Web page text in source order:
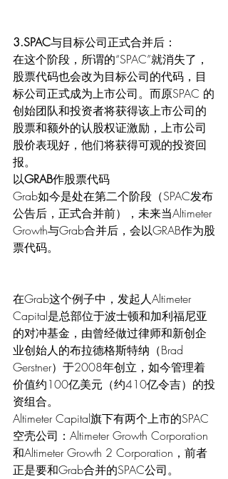
3.SPAC与目标公司正式合并后：
在这个阶段，所谓的“SPAC”就消失了，
股票代码也会改为目标公司的代码，目
标公司正式成为上市公司。而原SPAC 的
创始团队和投资者将获得该上市公司的
股票和额外的认股权证激励，上市公司
股价表现好，他们将获得可观的投资回
报。
以GRAB作股票代码
Grab如今是处在第二个阶段（SPAC发布
公告后，正式合并前），未来当Altimeter
Growth与Grab合并后，会以GRAB作为股
票代码。
在Grab这个例子中，发起人Altimeter
Capital是总部位于波士顿和加利福尼亚
的对冲基金，由曾经做过律师和新创企
业创始人的布拉德格斯特纳（Brad
Gerstner）于2008年创立，如今管理着
价值约100亿美元（约410亿令吉）的投
资组合。
Altimeter Capital旗下有两个上市的SPAC
空壳公司：Altimeter Growth Corporation
和Altimeter Growth 2 Corporation，前者
正是要和Grab合并的SPAC公司。